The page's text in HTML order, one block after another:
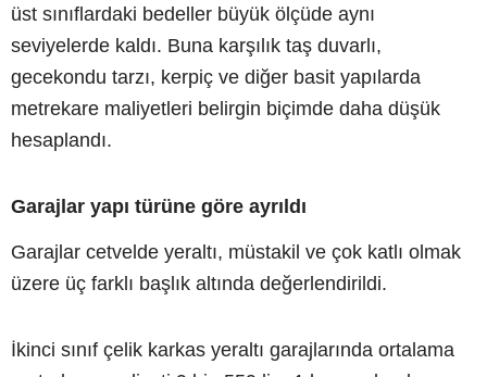
üst sınıflardaki bedeller büyük ölçüde aynı
seviyelerde kaldı. Buna karşılık taş duvarlı,
gecekondu tarzı, kerpiç ve diğer basit yapılarda
metrekare maliyetleri belirgin biçimde daha düşük
hesaplandı.
Garajlar yapı türüne göre ayrıldı
Garajlar cetvelde yeraltı, müstakil ve çok katlı olmak
üzere üç farklı başlık altında değerlendirildi.
İkinci sınıf çelik karkas yeraltı garajlarında ortalama